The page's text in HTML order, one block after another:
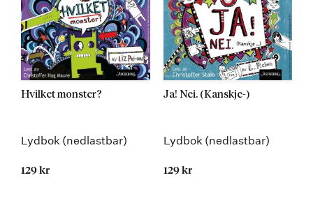
Hvilket monster?
Lydbok (nedlastbar)
129 kr
Ja! Nei. (Kanskje-)
Lydbok (nedlastbar)
129 kr